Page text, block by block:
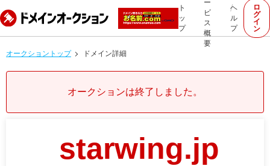
ト
ッ
プ
ー
ビ
ス
概
要
ヘ
ル
プ
ロ
グ
イ
ン
オークショントップ ドメイン詳細
オークションは終了しました。
starwing.jp